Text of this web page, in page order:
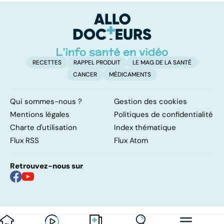
peau
RECETTES RAPPEL PRODUIT
LE MAG DE LA SANTÉ
CANCER
MÉDICAMENTS
Qui sommes-nous ?
Gestion des cookies
Mentions légales
Politiques de confidentialité
Charte d'utilisation
Index thématique
Flux RSS
Flux Atom
Retrouvez-nous sur